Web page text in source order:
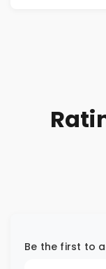
Be the first to